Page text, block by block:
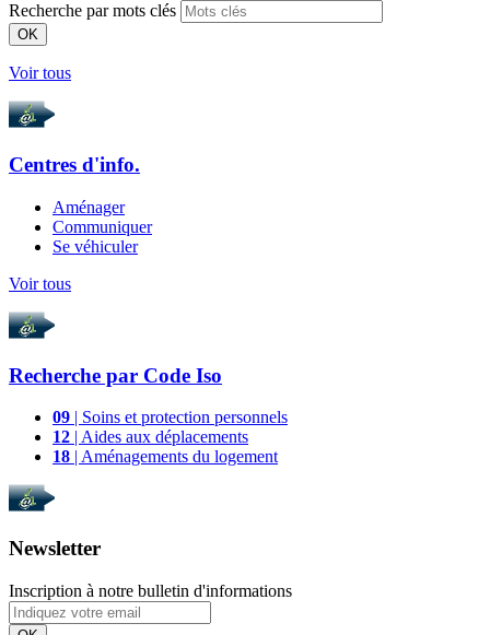
Recherche par mots clés
OK
Voir tous
Centres d'info.
Aménager
Communiquer
Se véhiculer
Voir tous
Recherche par Code Iso
09 | Soins et protection personnels
12 | Aides aux déplacements
18 | Aménagements du logement
Newsletter
Inscription à notre bulletin d'informations